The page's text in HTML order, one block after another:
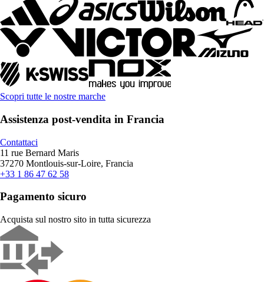
Scopri tutte le nostre marche
Assistenza post-vendita in Francia
Contattaci
11 rue Bernard Maris
37270 Montlouis-sur-Loire, Francia
+33 1 86 47 62 58
Pagamento sicuro
Acquista sul nostro sito in tutta sicurezza